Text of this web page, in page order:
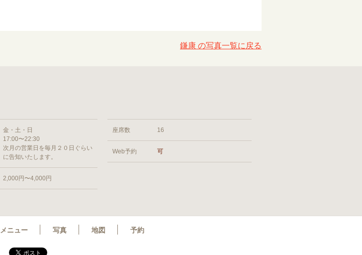
鎌康 の写真一覧に戻る
金・土・日
17:00〜22:30
次月の営業日を毎月２０日ぐらい
に告知いたします。
2,000円〜4,000円
座席数 16
Web予約 可
メニュー 写真 地図 予約